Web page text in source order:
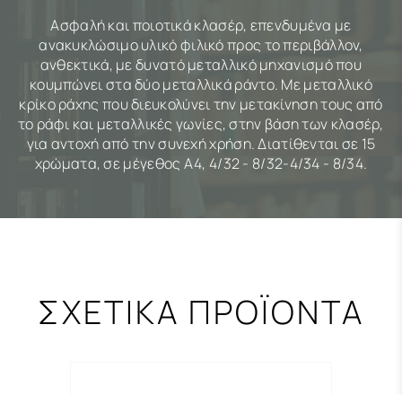
Ασφαλή και ποιοτικά κλασέρ, επενδυμένα με
ανακυκλώσιμο υλικό φιλικό προς το περιβάλλον,
ανθεκτικά, με δυνατό μεταλλικό μηχανισμό που
κουμπώνει στα δύο μεταλλικά ράντο. Με μεταλλικό
κρίκο ράχης που διευκολύνει την μετακίνηση τους από
το ράφι και μεταλλικές γωνίες, στην βάση των κλασέρ,
για αντοχή από την συνεχή χρήση. Διατίθενται σε 15
χρώματα, σε μέγεθος Α4, 4/32 - 8/32-4/34 - 8/34.
ΣΧΕΤΙΚΑ ΠΡΟΪΟΝΤΑ